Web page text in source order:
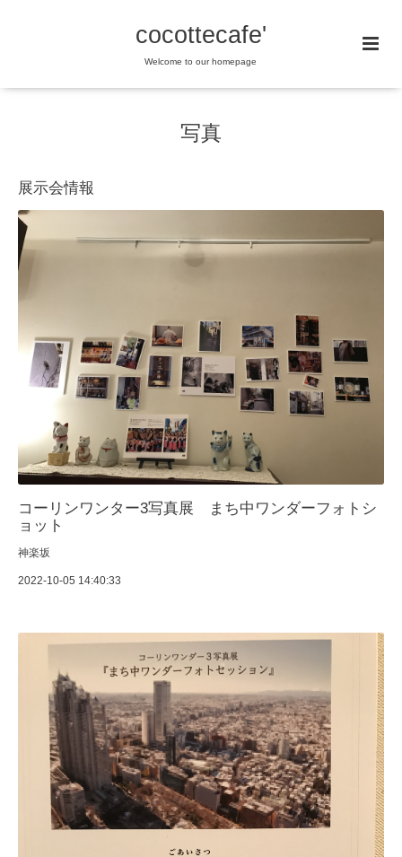
cocottecafe'
Welcome to our homepage
写真
展示会情報
コーリンワンター3写真展 まち中ワンダーフォトシ
ョット
神楽坂
2022-10-05 14:40:33